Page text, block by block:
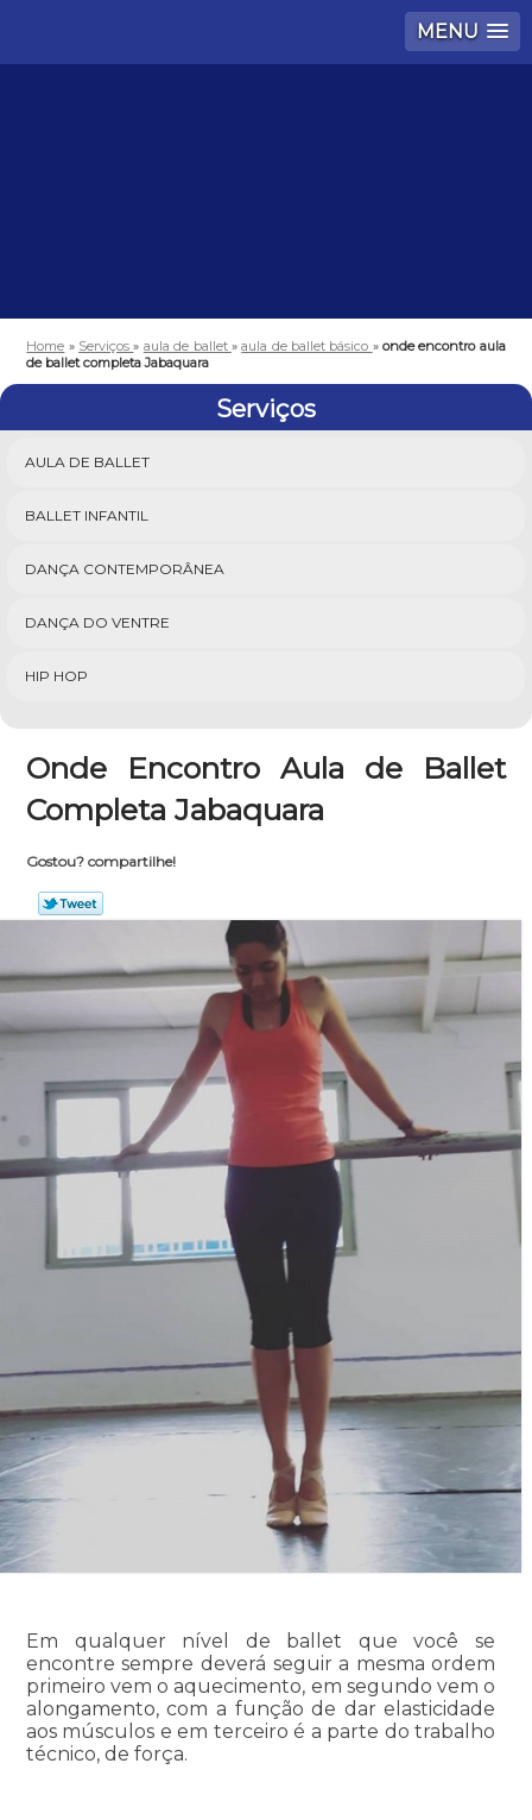
MENU
Home » Serviços» aula de ballet »aula de ballet básico » onde encontro aula
de ballet completa Jabaquara
Serviços
AULA DE BALLET
BALLET INFANTIL
DANÇA CONTEMPORÂNEA
DANÇA DO VENTRE
HIP HOP
Onde Encontro Aula de Ballet
Completa Jabaquara
Gostou? compartilhe!
Em qualquer nível de ballet que você se
encontre sempre deverá seguir a mesma ordem
primeiro vem o aquecimento, em segundo vem o
alongamento, com a função de dar elasticidade
aos músculos e em terceiro é a parte do trabalho
técnico, de força.